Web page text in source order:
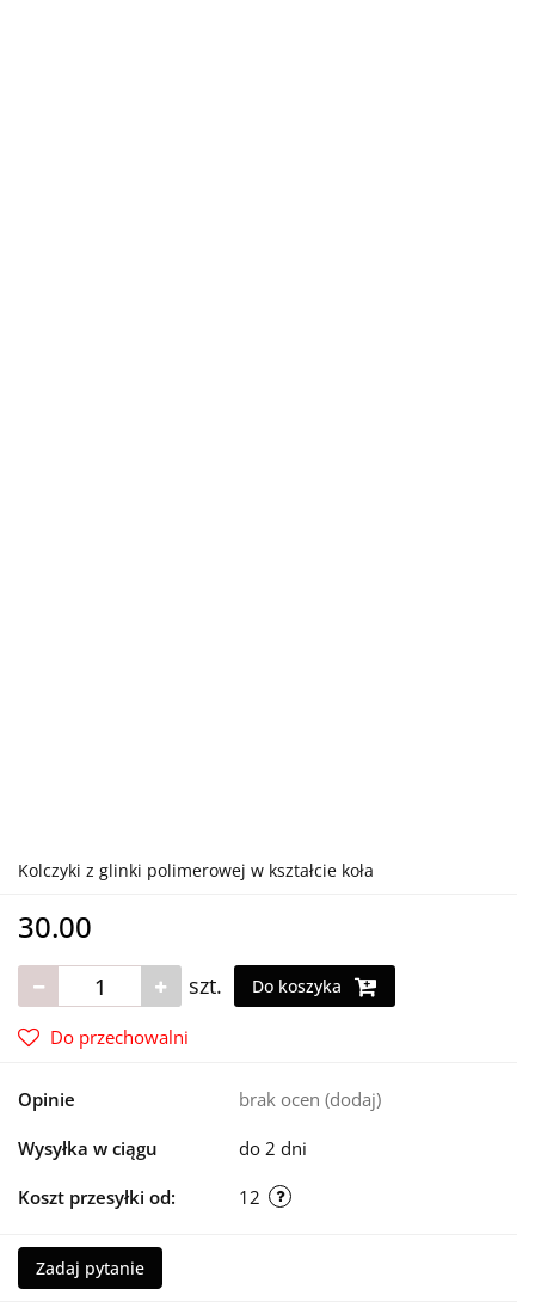
Kolczyki z glinki polimerowej w kształcie koła
30.00
szt. Do koszyka
Do przechowalni
Opinie brak ocen (dodaj)
Wysyłka w ciągu do 2 dni
Koszt przesyłki od: 12
Zadaj pytanie